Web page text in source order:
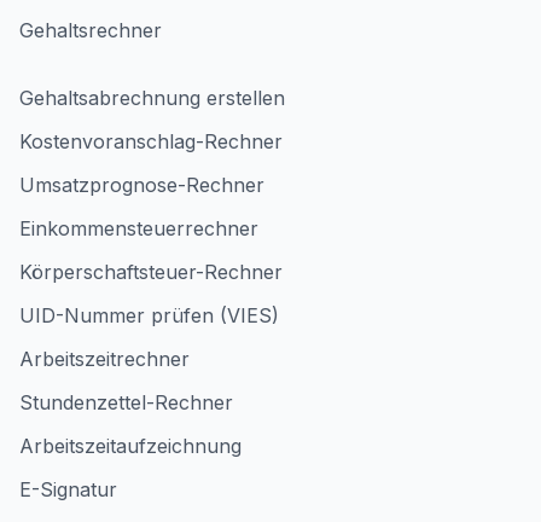
Gehaltsrechner
Gehaltsabrechnung erstellen
Kostenvoranschlag-Rechner
Umsatzprognose-Rechner
Einkommensteuerrechner
Körperschaftsteuer-Rechner
UID-Nummer prüfen (VIES)
Arbeitszeitrechner
Stundenzettel-Rechner
Arbeitszeitaufzeichnung
E-Signatur